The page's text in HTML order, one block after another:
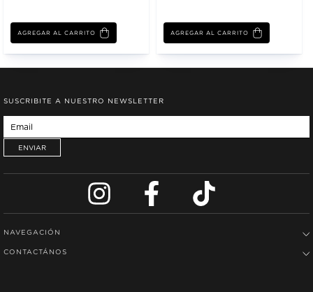
SUSCRIBITE A NUESTRO NEWSLETTER
NAVEGACIÓN
CONTACTÁNOS